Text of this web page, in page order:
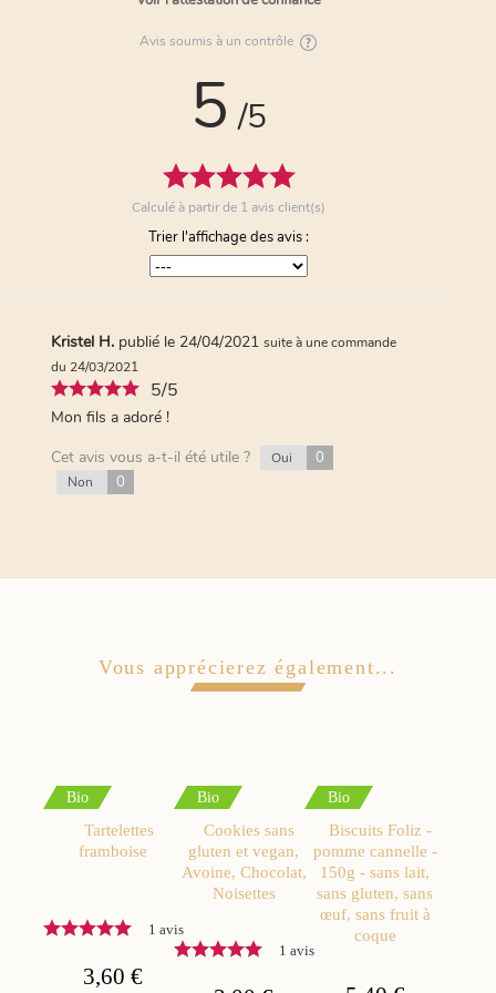
Avis soumis à un contrôle
5 /5
Calculé à partir de 1 avis client(s)
Trier l'affichage des avis :
Kristel H. publié le 24/04/2021 suite à une commande
du 24/03/2021
5/5
Mon fils a adoré !
Cet avis vous a-t-il été utile ?
Oui 0
Non 0
Vous apprécierez également...
Bio
Tartelettes
framboise
1 avis
3,60 €
Bio
Cookies sans
gluten et vegan,
Avoine, Chocolat,
Noisettes
1 avis
Bio
Biscuits Foliz -
pomme cannelle -
150g - sans lait,
sans gluten, sans
œuf, sans fruit à
coque